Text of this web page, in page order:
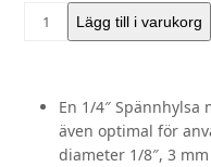
Raka
slipmaskiner
(0.5hp)
mängd
Lägg till i varukorg
En 1/4″
även optimal för
diameter 1/8″, 3